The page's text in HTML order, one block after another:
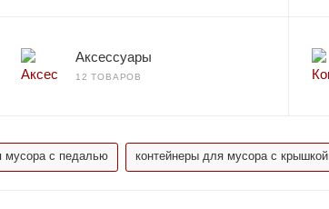
Аксессуары
12 ТОВАРОВ
мусора с педалью контейнеры для мусора с крышкой